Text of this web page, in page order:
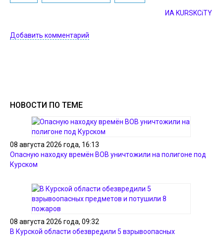
ИА KURSKCiTY
Добавить комментарий
НОВОСТИ ПО ТЕМЕ
08 августа 2026 года, 16:13
Опасную находку времён ВОВ уничтожили на полигоне под
Курском
08 августа 2026 года, 09:32
В Курской области обезвредили 5 взрывоопасных